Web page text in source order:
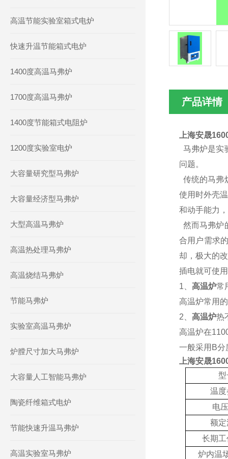
高温节能实验室箱式电炉
快速升温节能箱式电炉
1400度高温马弗炉
1700度高温马弗炉
1400度节能箱式电阻炉
1200度实验室电炉
大容量研究型马弗炉
大容量经济型马弗炉
大型高温马弗炉
高温热处理马弗炉
高温烧结马弗炉
节能马弗炉
实验室高温马弗炉
炉膛尺寸加大马弗炉
大容量人工智能马弗炉
陶瓷纤维箱式电炉
节能快速升温马弗炉
高温实验室马弗炉
产品详情
上海安晟
马弗炉是实
问题。
传统的马弗
使用时外壳
和动手能力
然而马弗炉
合用户需求
却，极大的
插电就可使
1、 高温炉常
高温炉常用
2、 高温炉热
高温炉在
一般采用B分
上海安晟
型
温
电
额
长期
炉内温